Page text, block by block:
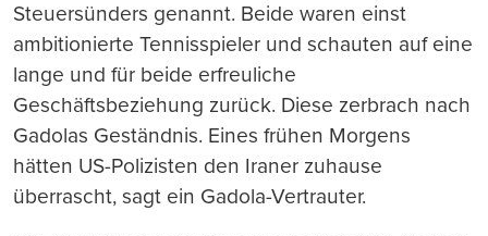
Steuersünders genannt. Beide waren einst
ambitionierte Tennisspieler und schauten auf eine
lange und für beide erfreuliche
Geschäftsbeziehung zurück. Diese zerbrach nach
Gadolas Geständnis. Eines frühen Morgens
hätten US-Polizisten den Iraner zuhause
überrascht, sagt ein Gadola-Vertrauter.